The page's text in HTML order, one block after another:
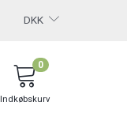
DKK
Indkøbskurv
0